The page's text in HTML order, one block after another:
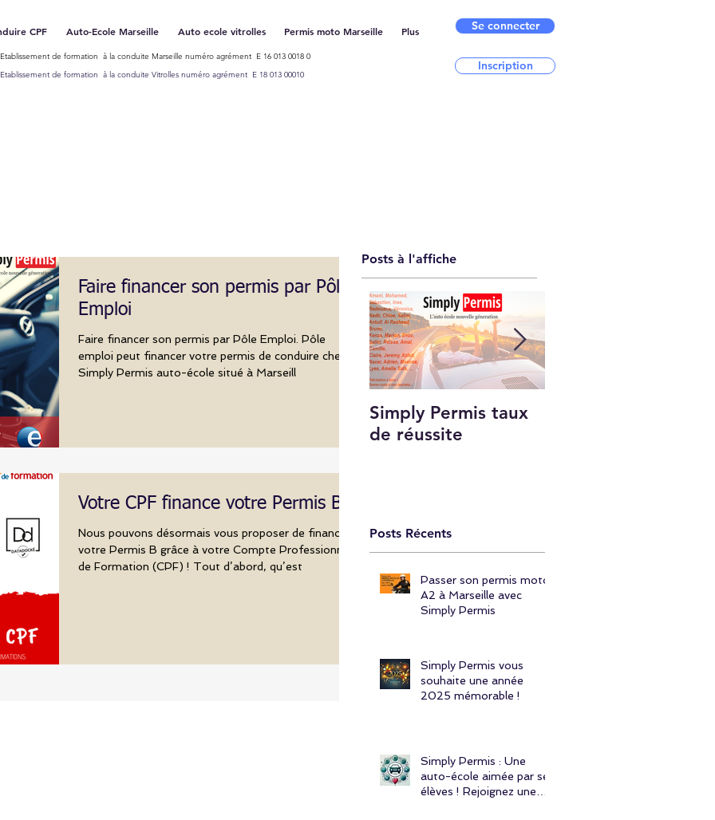
CPF Auto-Ecole Marseille Auto ecole vitrolles Permis moto Marseille Plus
Etablissement de formation à la conduite Marseille numéro agrément E 16 013 0018 0
Etablissement de formation à la conduite Vitrolles numéro agrément E 18 013 00010
Se connecter
Inscription
Faire financer son permis par Pôle
Emploi
Faire financer son permis par Pôle Emploi. Pôle
emploi peut financer votre permis de conduire chez
Simply Permis auto-école situé à Marseill
Votre CPF finance votre Permis B !
Nous pouvons désormais vous proposer de financer
votre Permis B grâce à votre Compte Professionnel
de Formation (CPF) ! Tout d’abord, qu’est
Posts à l'affiche
Simply Permis taux
de réussite
Posts Récents
Passer son permis moto
A2 à Marseille avec
Simply Permis
Simply Permis vous
souhaite une année
2025 mémorable !
Simply Permis : Une
auto-école aimée par ses
élèves ! Rejoignez une